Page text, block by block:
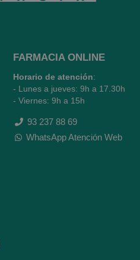
FARMACIA ONLINE
Horario de atención:
- Lunes a jueves: 9h a 17.30h
- Viernes: 9h a 15h
93 237 88 69
WhatsApp Atención Web